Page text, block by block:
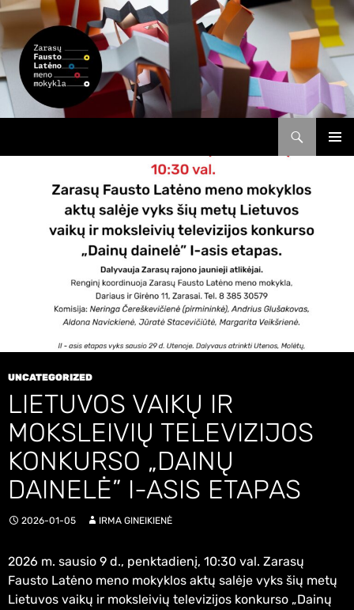
CONTENT
UNCATEGORIZED
LIETUVOS VAIKŲ IR
MOKSLEIVIŲ TELEVIZIJOS
KONKURSO „DAINŲ
DAINELĖ” I-ASIS ETAPAS
2026-01-05 IRMA GINEIKIENĖ
2026 m. sausio 9 d., penktadienį, 10:30 val. Zarasų
Fausto Latėno meno mokyklos aktų salėje vyks šių metų
Lietuvos vaikų ir moksleivių televizijos konkurso „Dainų